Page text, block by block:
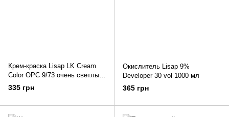
Крем-краска Lisap LK Cream
Color OPC 9/73 очень светлый
блондин коричнево-золотистый
100 мл
335 грн
Окислитель Lisap 9%
Developer 30 vol 1000 мл
365 грн